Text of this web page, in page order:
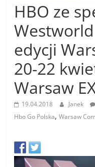
HBO ze
edycji
20-22
Warsaw
19.04.2018 Janek
Hbo Go Polska,Warsaw